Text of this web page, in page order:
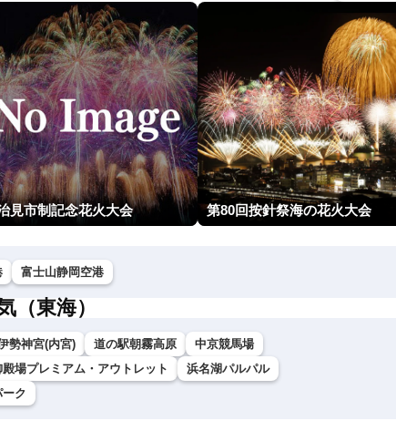
見市制記念花火大会 第80回按針祭海の花火大会
富士山静岡空港
（東海）
勢神宮(内宮) 道の駅朝霧高原
中京競馬場
殿場プレミアム・アウトレット
浜名湖パルパル
ク